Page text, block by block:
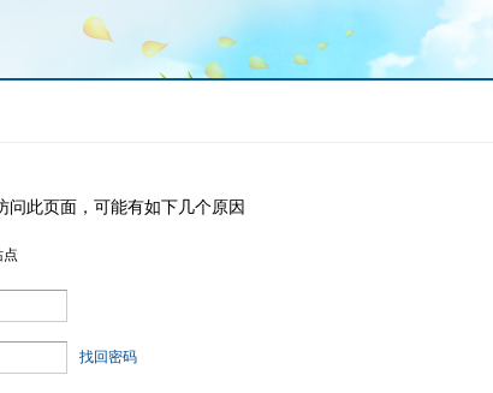
问此页面，可能有如下几个原因
点
找回密码